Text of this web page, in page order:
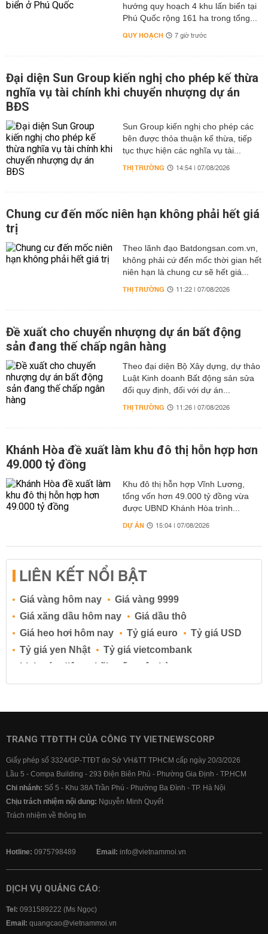
hướng quy hoạch 4 khu lấn biển tại
Phú Quốc rộng 161 ha trong tổng...
QUY HOẠCH 7 giờ trước
Đại diện Sun Group kiến nghị cho phép kế thừa
nghĩa vụ tài chính khi chuyển nhượng dự án
BĐS
Sun Group kiến nghị cho phép các
bên được thỏa thuận kế thừa, tiếp
tục thực hiện các nghĩa vụ tài...
THỊ TRƯỜNG 14:54 | 07/08/2026
Chung cư đến mốc niên hạn không phải hết giá
trị
Theo lãnh đạo Batdongsan.com.vn,
không phải cứ đến mốc thời gian hết
niên hạn là chung cư sẽ hết giá...
THỊ TRƯỜNG 11:22 | 07/08/2026
Đề xuất cho chuyển nhượng dự án bất động
sản đang thế chấp ngân hàng
Theo đại diện Bộ Xây dựng, dự thảo
Luật Kinh doanh Bất động sản sửa
đổi quy định, đối với dự án...
THỊ TRƯỜNG 11:26 | 07/08/2026
Khánh Hòa đề xuất làm khu đô thị hỗn hợp hơn
49.000 tỷ đồng
Khu đô thị hỗn hợp Vĩnh Lương,
tổng vốn hơn 49.000 tỷ đồng vừa
được UBND Khánh Hòa trình...
DỰ ÁN 15:04 | 07/08/2026
LIÊN KẾT NỔI BẬT
Giá vàng hôm nay
Giá vàng 9999
Giá xăng dầu hôm nay
Giá dầu thô
Giá heo hơi hôm nay
Tỷ giá euro
Tỷ giá USD
Tỷ giá yen Nhật
Tỷ giá vietcombank
Lịch cúp điện
Lãi suất ngân hàng
Lãi suất tiết kiệm
Lãi suất tiền gửi
Lãi suất ngân hàng BIDV
Lãi suất ngân hàng Vietcombank
TRANG TTĐTTH CỦA CÔNG TY VIETNEWSCORP
Giấy phép số 3324/GP-TTĐT do Sở VH&TT TPHCM cấp ngày 20/3/2026
Lầu 5 - Compa Building - 293 Điện Biên Phủ - Phường Gia Định - TP.HCM
Chi nhánh: Số 5 - Khu 38A Trần Phú - Phường Ba Đình - TP. Hà Nội
Chịu trách nhiệm nội dung: Nguyễn Minh Quyết
Trách nhiệm về thông tin
Hotline: 0975798489 Email: info@vietnammoi.vn
DỊCH VỤ QUẢNG CÁO:
Tel: 0931589222 (Ms Ngọc)
Email: quangcao@vietnammoi.vn